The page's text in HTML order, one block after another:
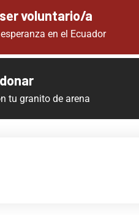
voluntario/a
en el Ecuador
tu granito de arena